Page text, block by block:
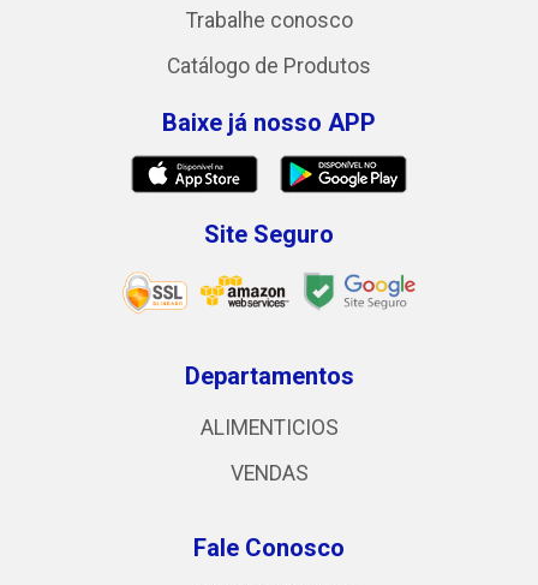
Trabalhe conosco
Catálogo de Produtos
Baixe já nosso APP
Site Seguro
Departamentos
ALIMENTICIOS
VENDAS
Fale Conosco